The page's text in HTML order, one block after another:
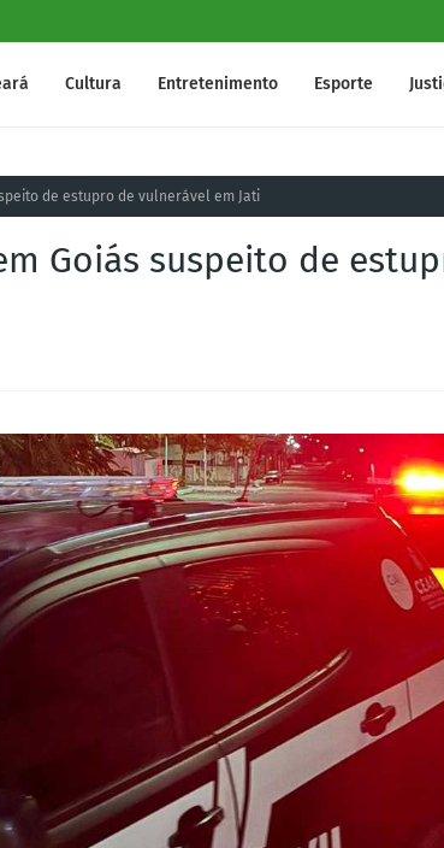
Cultura Entretenimento Esporte
de estupro de vulnerável em Jati
Goiás suspeito de